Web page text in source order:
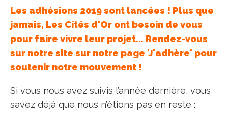
Les adhésions 2019 sont lancées ! Plus que
jamais, Les Cités d'Or ont besoin de vous
pour faire vivre leur projet... Rendez-vous
sur notre site sur notre page 'J'adhère' pour
soutenir notre mouvement !
Si vous nous avez suivis l’année dernière, vous
savez déjà que nous n’étions pas en reste :